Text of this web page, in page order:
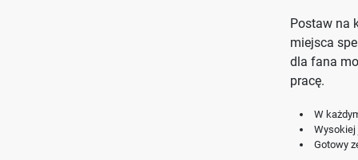
Postaw na
miejsca
dla fana
pracę.
W
Gotowy